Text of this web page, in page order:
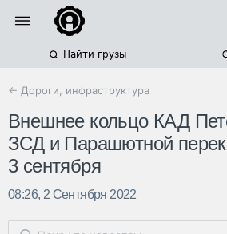
Найти грузы
← Дороги, инфраструктура
Внешнее кольцо КАД
ЗСД и Парашютной
3 сентября
08:26, 2 Сентября 2022